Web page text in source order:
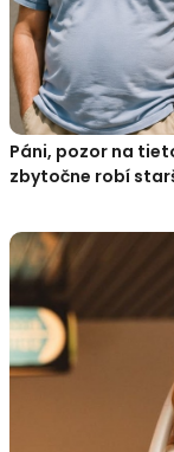
Páni, pozor na
zbytočne robí